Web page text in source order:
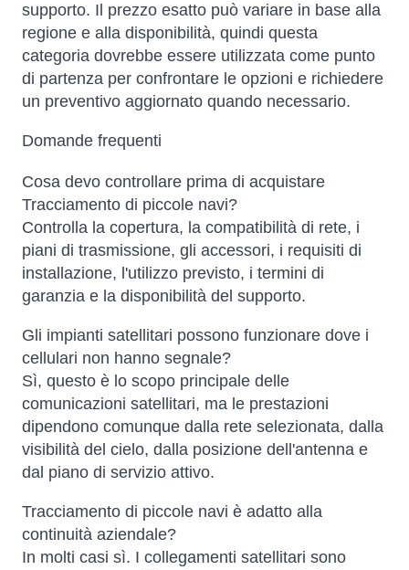
supporto. Il prezzo esatto può variare in base alla
regione e alla disponibilità, quindi questa
categoria dovrebbe essere utilizzata come punto
di partenza per confrontare le opzioni e richiedere
un preventivo aggiornato quando necessario.
Domande frequenti
Cosa devo controllare prima di acquistare
Tracciamento di piccole navi?
Controlla la copertura, la compatibilità di rete, i
piani di trasmissione, gli accessori, i requisiti di
installazione, l'utilizzo previsto, i termini di
garanzia e la disponibilità del supporto.
Gli impianti satellitari possono funzionare dove i
cellulari non hanno segnale?
Sì, questo è lo scopo principale delle
comunicazioni satellitari, ma le prestazioni
dipendono comunque dalla rete selezionata, dalla
visibilità del cielo, dalla posizione dell'antenna e
dal piano di servizio attivo.
Tracciamento di piccole navi è adatto alla
continuità aziendale?
In molti casi sì. I collegamenti satellitari sono